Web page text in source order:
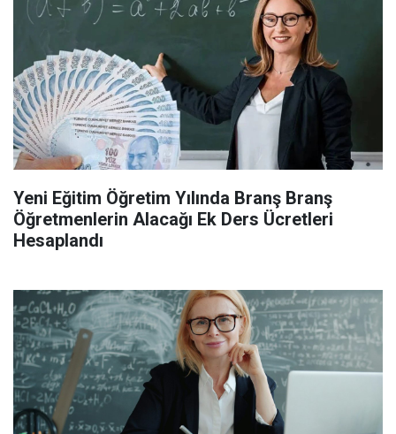
Yeni Eğitim Öğretim Yılında Branş Branş
Öğretmenlerin Alacağı Ek Ders Ücretleri
Hesaplandı